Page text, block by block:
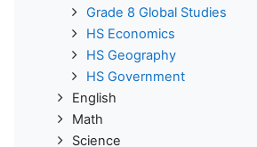
Grade 8 Global Studies
HS Economics
HS Geography
HS Government
English
Math
Science